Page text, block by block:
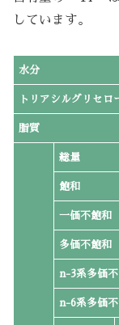
しています。
水分
トリアシルグリセロ
脂質
総量
飽和
一価不飽和
多価不飽和
n-3系多価
n-6系多価